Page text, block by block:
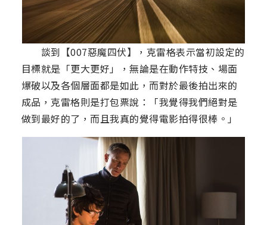
談到【007惡魔四伏】，克雷格表示當初設定的
目標就是「更大更好」，無論是在動作特技、場面
爆破以及各個層面都是如此，而對於最後拍出來的
成品，克雷格則是打包票說：「我覺得我們絕對是
做到最好的了，而且我真的覺得電影拍得很棒。」